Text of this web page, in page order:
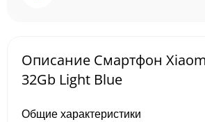
Описание Смартфон
32Gb Light Blue
Общие характеристики